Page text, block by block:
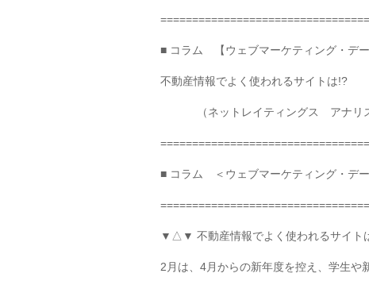
■ コラム 【ウェブマーケティング・デー
不動産情報でよく使われるサイトは!?
（ネットレイティングス アナリ
■ コラム ＜ウェブマーケティング・デー
▼△▼ 不動産情報でよく使われるサイ
2月は、4月からの新年度を控え、学生や